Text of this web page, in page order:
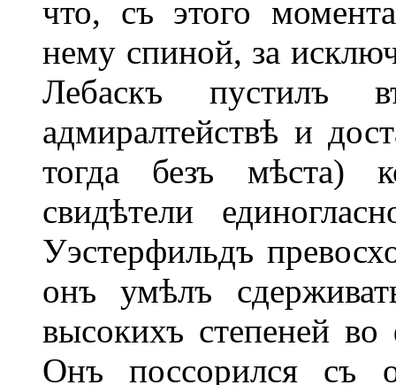
что, съ этого
нему спиной, за
Лебаскъ пустилъ
адмиралтействѣ и
тогда безъ мѣста)
свидѣтели
Уэстерфильдъ
онъ умѣлъ
высокихъ степеней
Онъ поссорился съ